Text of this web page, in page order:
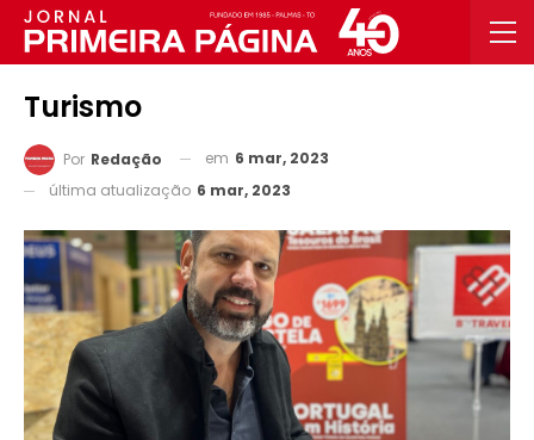
Turismo
Por Redação em 6 mar, 2023
última atualização 6 mar, 2023